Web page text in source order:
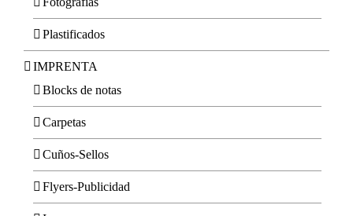
Plastificados
IMPRENTA
Blocks de notas
Carpetas
Cuños-Sellos
Flyers-Publicidad